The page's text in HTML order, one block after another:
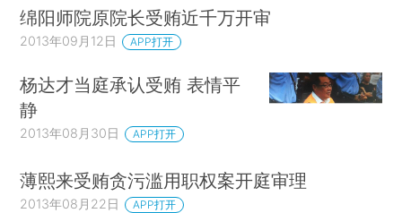
绵阳师院原院长受贿近千万开审
2013年09月12日 APP打开
杨达才当庭承认受贿 表情平
静
2013年08月30日 APP打开
薄熙来受贿贪污滥用职权案开庭审理
2013年08月22日 APP打开